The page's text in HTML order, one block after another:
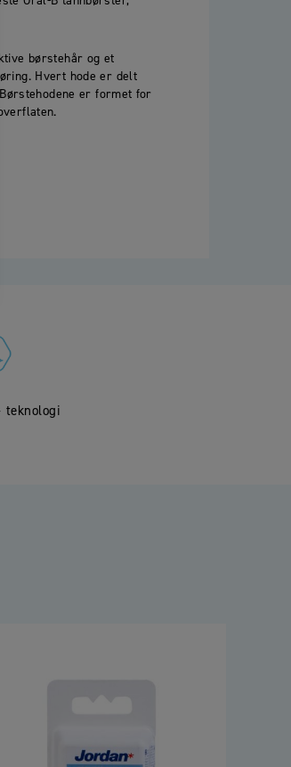
SLOVENIAN
ESTONIA
IRELAND
børstehår og et
Hvert hode er delt
er formet for
teknologi